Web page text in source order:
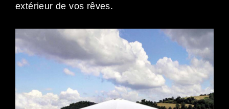
extérieur de vos rêves.